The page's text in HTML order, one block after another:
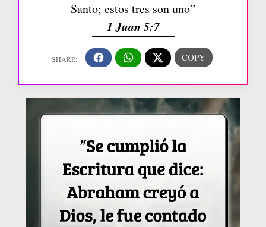
Santo; estos tres son uno”
1 Juan 5:7